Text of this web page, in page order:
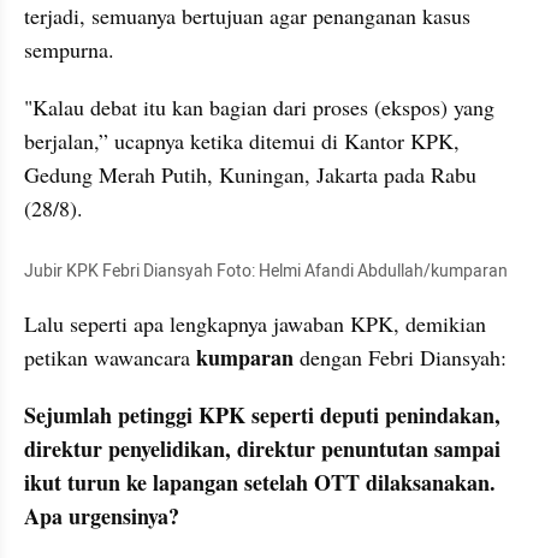
terjadi, semuanya bertujuan agar penanganan kasus
sempurna.
"Kalau debat itu kan bagian dari proses (ekspos) yang
berjalan,” ucapnya ketika ditemui di Kantor KPK,
Gedung Merah Putih, Kuningan, Jakarta pada Rabu
(28/8).
Jubir KPK Febri Diansyah Foto: Helmi Afandi Abdullah/kumparan
Lalu seperti apa lengkapnya jawaban KPK, demikian
petikan wawancara kumparan dengan Febri Diansyah:
Sejumlah petinggi KPK seperti deputi penindakan,
direktur penyelidikan, direktur penuntutan sampai
ikut turun ke lapangan setelah OTT dilaksanakan.
Apa urgensinya?